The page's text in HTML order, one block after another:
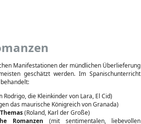
Manifestationen der mündlichen Überlieferung
geschätzt werden. Im Spanischunterricht
Rodrigo, die Kleinkinder von Lara, El Cid)
das maurische Königreich von Granada)
(Roland, Karl der Große)
Romanzen (mit sentimentalen, liebevollen